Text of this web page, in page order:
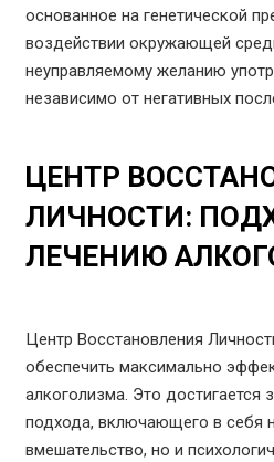
основанное на генетической
воздействии окружающей
неуправляемому желанию
независимо от негативных
ЦЕНТР
ЛИЧНОСТИ:
ЛЕЧЕНИЮ
Центр Восстановления
обеспечить максимально
алкоголизма. Это достигается
подхода, включающего в себя
вмешательство, но и